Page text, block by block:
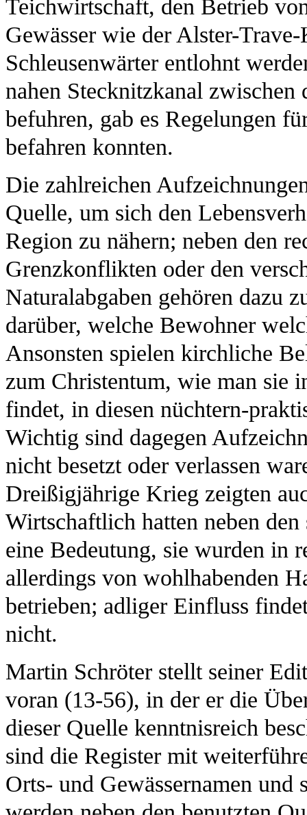
Teichwirtschaft, den Betrieb
Gewässer wie der Alster-
Schleusenwärter entlohnt
nahen Stecknitzkanal
befuhren, gab es Regelungen
befahren konnten.
Die zahlreichen
Quelle, um sich den
Region zu nähern; neben den
Grenzkonflikten oder den
Naturalabgaben gehören dazu
darüber, welche Bewohner
Ansonsten spielen kirchliche
zum Christentum, wie man sie
findet, in diesen nüchtern-
Wichtig sind dagegen
nicht besetzt oder verlassen
Dreißigjährige Krieg zeigten
Wirtschaftlich hatten neben
eine Bedeutung, sie wurden in
allerdings von wohlhabenden
betrieben; adliger Einfluss
nicht.
Martin Schröter stellt seiner
voran (13-56), in der er die
dieser Quelle kenntnisreich
sind die Register mit
Orts- und Gewässernamen